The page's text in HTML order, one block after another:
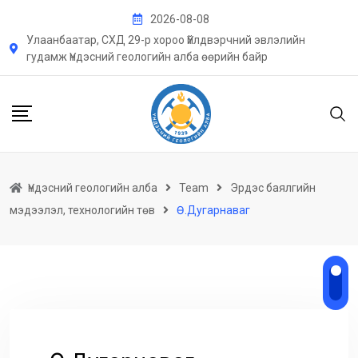
content
2026-08-08
Улаанбаатар, СХД 29-р хороо Үйлдвэрчний эвлэлийн
гудамж Үндэсний геологийн алба өөрийн байр
Үндэсний геологийн алба Team
Эрдэс баялгийн
мэдээлэл, технологийн төв
Ө.Дугарнаваг